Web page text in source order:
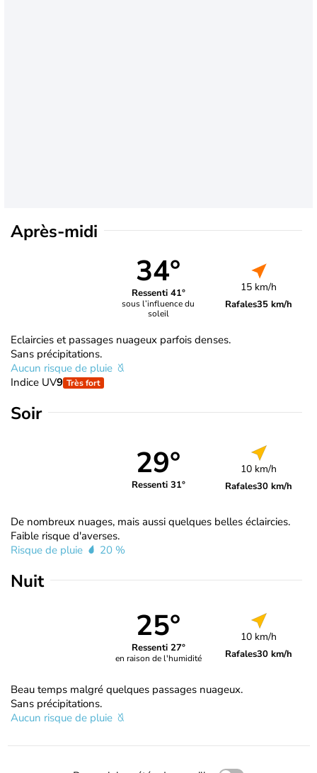
Après-midi
34°
Ressenti 41°
sous l’influence du
soleil
15 km/h
Rafales35 km/h
Eclaircies et passages nuageux parfois denses.
Sans précipitations.
Aucun risque de pluie
Indice UV9 Très fort
Soir
29°
Ressenti 31°
10 km/h
Rafales30 km/h
De nombreux nuages, mais aussi quelques belles éclaircies.
Faible risque d'averses.
Risque de pluie
20 %
Nuit
25°
Ressenti 27°
en raison de l'humidité
10 km/h
Rafales30 km/h
Beau temps malgré quelques passages nuageux.
Sans précipitations.
Aucun risque de pluie